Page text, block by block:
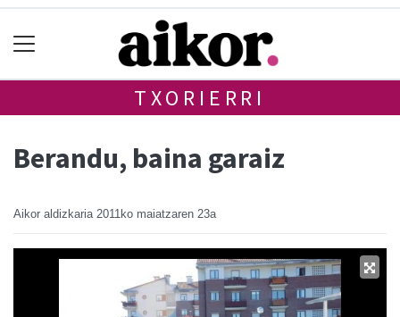
TXORIERRI
Berandu, baina garaiz
Aikor aldizkaria 2011ko maiatzaren 23a